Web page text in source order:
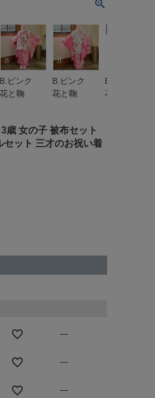
B.ピンク
花と鞠
B.ピンク
花と鞠
B.ピンク
花と鞠
歳 女の子 被布セット
ット 三才のお祝い着
—
—
—